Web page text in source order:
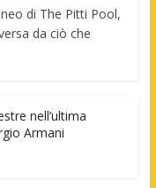
di The Pitti Pool,
da ciò che
nell’ultima
Armani